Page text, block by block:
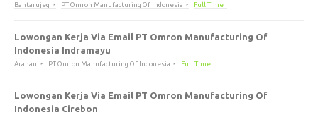
Bantarujeg PT Omron Manufacturing Of Indonesia Full Time
Lowongan Kerja Via Email PT Omron Manufacturing Of
Indonesia Indramayu
Arahan PT Omron Manufacturing Of Indonesia Full Time
Lowongan Kerja Via Email PT Omron Manufacturing Of
Indonesia Cirebon